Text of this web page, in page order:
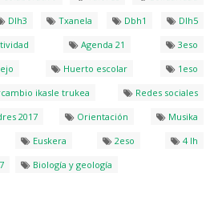
Dlh3 Txanela Dbh1
Dlh5
Agenda 21
3eso
Huerto escolar
1eso
ikasle trukea
Redes sociales
2017 Orientación
Musika
Euskera 2eso
4 lh
Biología y geología